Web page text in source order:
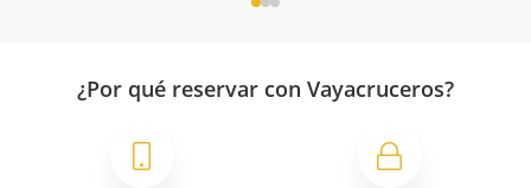
¿Por qué reservar con Vayacruceros?